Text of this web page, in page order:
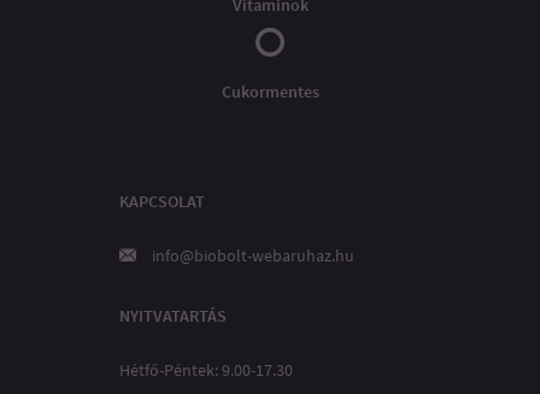
Vitaminok
Cukormentes
KAPCSOLAT
info@biobolt-webaruhaz.hu
NYITVATARTÁS
Hétfő-Péntek: 9.00-17.30